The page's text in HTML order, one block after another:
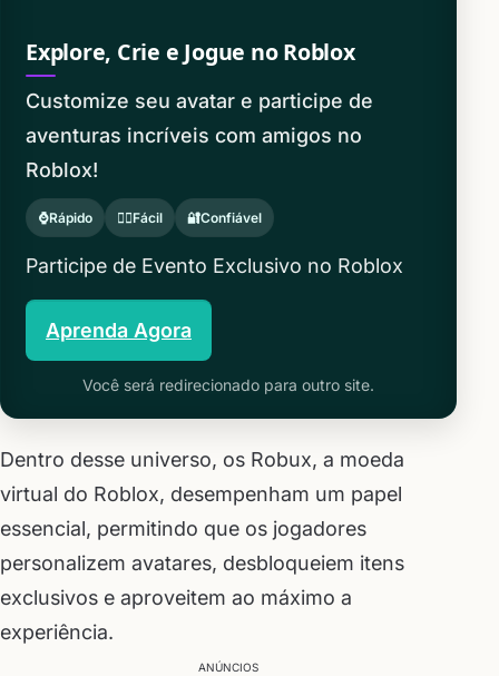
Explore, Crie e Jogue no Roblox
Customize seu avatar e participe de
aventuras incríveis com amigos no
Roblox!
⌚Rápido 🙋‍♂️Fácil 🔐Confiável
Participe de Evento Exclusivo no Roblox
Aprenda Agora
Você será redirecionado para outro site.
Dentro desse universo, os Robux, a moeda
virtual do Roblox, desempenham um papel
essencial, permitindo que os jogadores
personalizem avatares, desbloqueiem itens
exclusivos e aproveitem ao máximo a
experiência.
ANÚNCIOS